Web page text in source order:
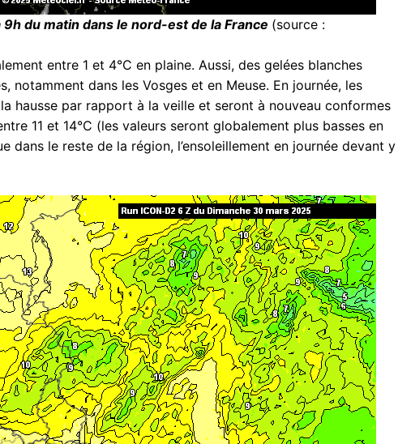
du matin dans le nord-est de la France (source :
entre 1 et 4°C en plaine. Aussi, des gelées blanches
notamment dans les Vosges et en Meuse. En journée, les
hausse par rapport à la veille et seront à nouveau conformes
11 et 14°C (les valeurs seront globalement plus basses en
dans le reste de la région, l’ensoleillement en journée devant y